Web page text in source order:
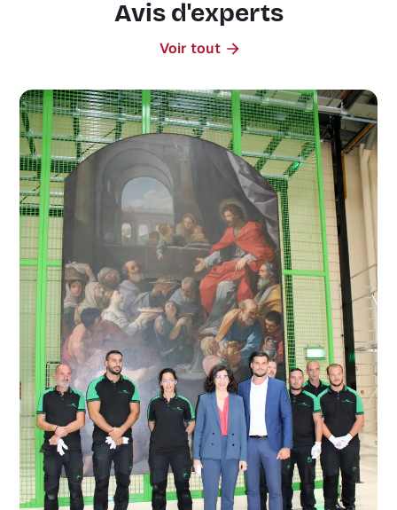
Avis d'experts
Voir tout